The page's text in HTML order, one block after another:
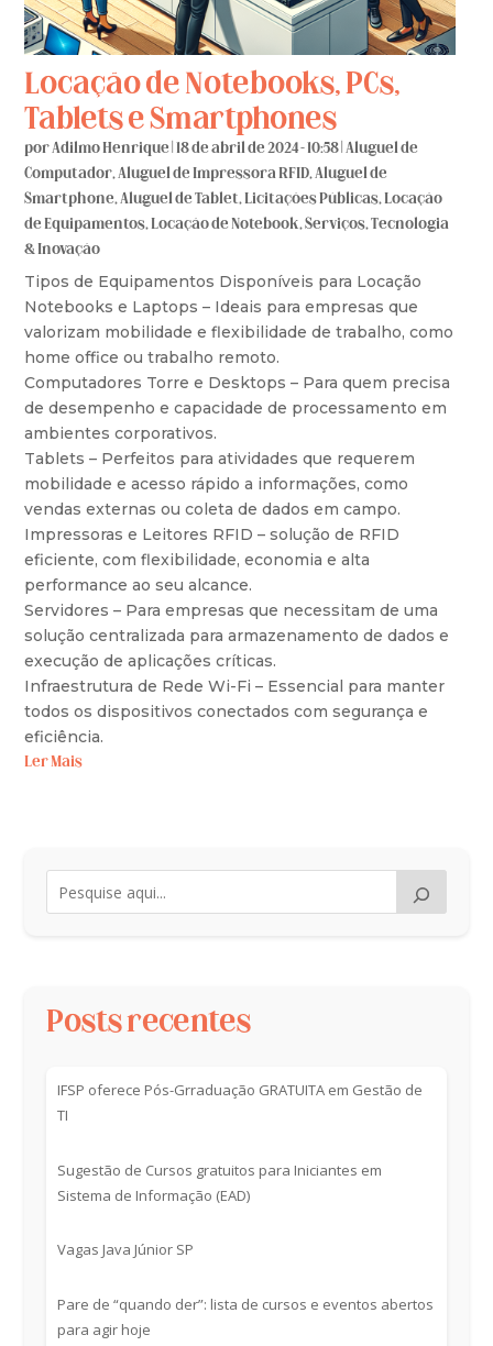
Locação de Notebooks, PCs,
Tablets e Smartphones
porAdilmo Henrique 18 de abril de 2024 - 10:58 |Aluguel de
Computador,Aluguel de Impressora RFID,Aluguel de
Smartphone,Aluguel de Tablet,Licitações Públicas,Locação
de Equipamentos,Locação de Notebook,Serviços,Tecnologia
& Inovação
Tipos de Equipamentos Disponíveis para Locação
Notebooks e Laptops – Ideais para empresas que
valorizam mobilidade e flexibilidade de trabalho, como
home office ou trabalho remoto.
Computadores Torre e Desktops – Para quem precisa
de desempenho e capacidade de processamento em
ambientes corporativos.
Tablets – Perfeitos para atividades que requerem
mobilidade e acesso rápido a informações, como
vendas externas ou coleta de dados em campo.
Impressoras e Leitores RFID – solução de RFID
eficiente, com flexibilidade, economia e alta
performance ao seu alcance.
Servidores – Para empresas que necessitam de uma
solução centralizada para armazenamento de dados e
execução de aplicações críticas.
Infraestrutura de Rede Wi-Fi – Essencial para manter
todos os dispositivos conectados com segurança e
eficiência.
Ler Mais
Posts recentes
IFSP oferece Pós-Grraduação GRATUITA em Gestão de
TI
Sugestão de Cursos gratuitos para Iniciantes em
Sistema de Informação (EAD)
Vagas Java Júnior SP
Pare de “quando der”: lista de cursos e eventos abertos
para agir hoje